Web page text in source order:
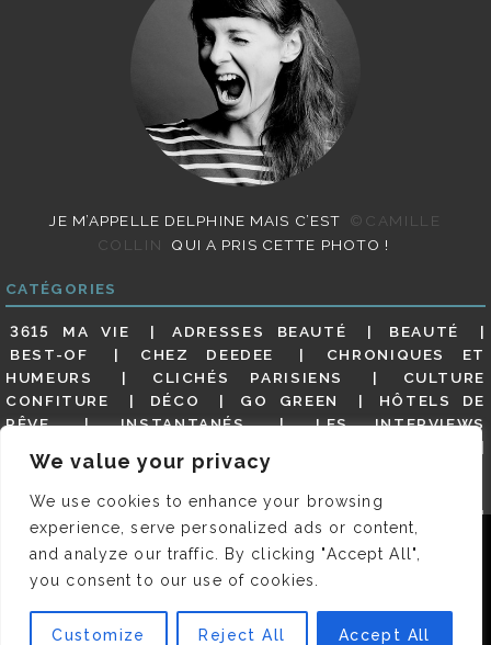
We value your privacy
We use cookies to enhance your browsing
experience, serve personalized ads or content,
and analyze our traffic. By clicking "Accept All",
you consent to our use of cookies.
Customize Reject All Accept All
JE M’APPELLE DELPHINE MAIS C’EST
©CAMILLE
COLLIN
QUI A PRIS CETTE PHOTO !
CATÉGORIES
3615 MA VIE ADRESSES BEAUTÉ
BEAUTÉ
BEST-OF
CHEZ DEEDEE
CHRONIQUES ET
HUMEURS
CLICHÉS PARISIENS
CULTURE
CONFITURE
DÉCO GO GREEN
HÔTELS DE
RÊVE
INSTANTANÉS
LES INTERVIEWS
MES ADRESSES
MODE
(BUT GOODIES)
PAR ICI LE MAGOT !
PARIS EN PHOTOS
RESTAURANTS
REVUE DE PRESSE DÉTAILLÉE, SIOU PLAIT
SALONS
DE THÉ
SHOPPING VIDÉOS
VITE ! UN RESTO
VOYAGES VOYAGES
© 2026 DEEDEE | TOUS DROITS RÉSERVÉS. DESIGNED BY
Nous utilisons des cookies pour vous garantir la meilleure
expérience sur notre site. Si vous continuez à utiliser ce
dernier, nous considérerons que vous acceptez l'utilisation des
cookies.